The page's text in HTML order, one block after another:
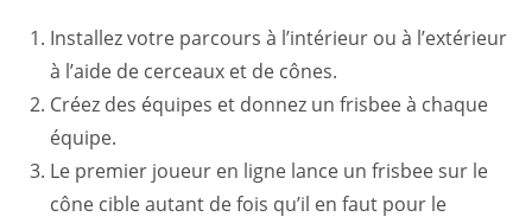
Installez votre parcours à l’intérieur ou à l’extérieur
à l’aide de cerceaux et de cônes.
Créez des équipes et donnez un frisbee à chaque
équipe.
Le premier joueur en ligne lance un frisbee sur le
cône cible autant de fois qu’il en faut pour le